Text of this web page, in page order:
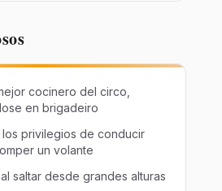
cocinero del circo,
en brigadeiro
privilegios de conducir
un volante
saltar desde grandes alturas